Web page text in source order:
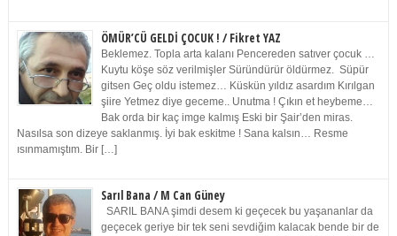
ÖMÜR’CÜ GELDİ ÇOCUK ! / Fikret YAZ
Beklemez. Topla arta kalanı Pencereden satıver çocuk …
Kuytu köşe söz verilmişler Süründürür öldürmez. Süpür
gitsen Geç oldu istemez… Küskün yıldız asardım Kırılgan
şiire Yetmez diye geceme.. Unutma ! Çıkın et heybeme…
Bak orda bir kaç imge kalmış Eski bir Şair’den miras.
Nasılsa son dizeye saklanmış. İyi bak eskitme ! Sana kalsın… Resme
ısınmamıştım. Bir […]
Sarıl Bana / M Can Güney
SARIL BANA şimdi desem ki geçecek bu yaşananlar da
geçecek geriye bir tek seni sevdiğim kalacak bende bir de